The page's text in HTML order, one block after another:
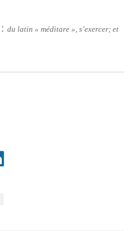
: du latin « méditare », s’exercer; et